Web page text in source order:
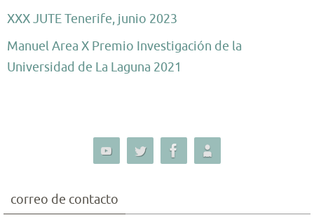
XXX JUTE Tenerife, junio 2023
Manuel Area X Premio Investigación de la
Universidad de La Laguna 2021
correo de contacto